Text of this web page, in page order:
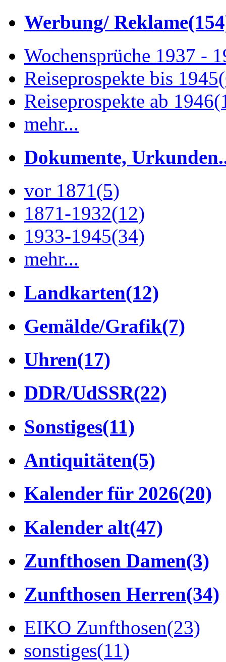
Werbung/ Reklame
Wochensprüche 1937 -
Reiseprospekte bis 1945
Reiseprospekte ab 1946
mehr...
Dokumente,
vor 1871(5)
1871-1932(12)
1933-1945(34)
mehr...
Landkarten(12)
Gemälde/Grafik(7)
Uhren(17)
DDR/UdSSR(22)
Sonstiges(11)
Antiquitäten(5)
Kalender für 2026(20)
Kalender alt(47)
Zunfthosen Damen(3)
Zunfthosen Herren(34)
EIKO Zunfthosen(23)
sonstiges(11)